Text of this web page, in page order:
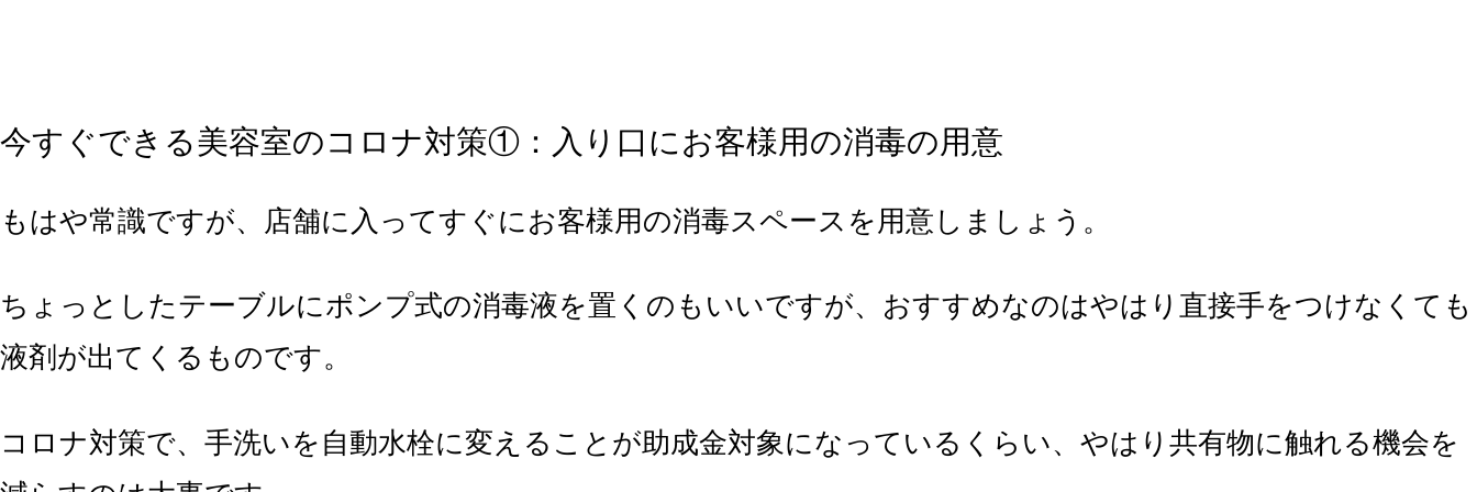
今すぐできる美容室のコロナ対策①：入り口にお客様用の消毒の用意
もはや常識ですが、店舗に入ってすぐにお客様用の消毒スペースを用意しましょう。
ちょっとしたテーブルにポンプ式の消毒液を置くのもいいですが、おすすめなのはやはり直接手をつけなくても
液剤が出てくるものです。
コロナ対策で、手洗いを自動水栓に変えることが助成金対象になっているくらい、やはり共有物に触れる機会を